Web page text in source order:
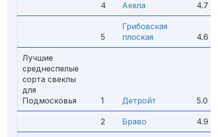
4 Акела 4.7
5
Грибовская
плоская
4.6
Лучшие
среднеспелые
сорта свеклы
для
Подмосковья
1 Детройт 5.0
2 Браво 4.9